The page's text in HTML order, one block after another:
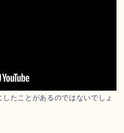
たことがあるのではないでしょ